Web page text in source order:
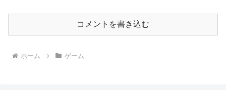
コメントを書き込む
ホーム ゲーム